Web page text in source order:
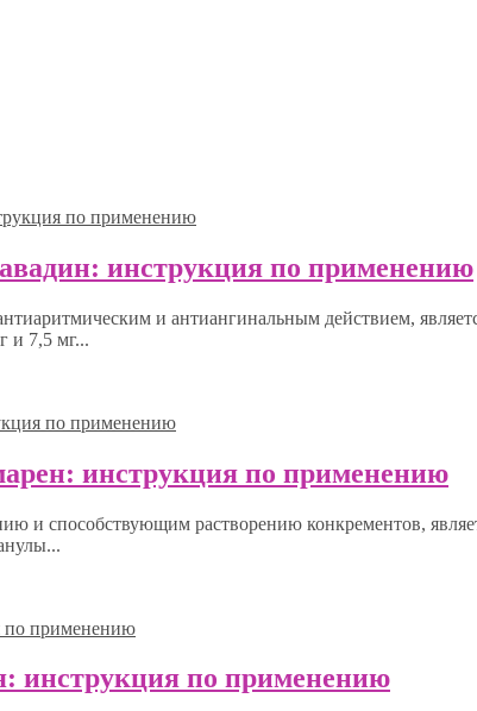
инструкция по применению
и антиангинальным действием,
и 7,5 мг...
инструкция по применению
и способствующим растворению конкрементов,
инструкция по применению